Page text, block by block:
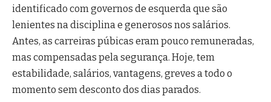
identificado com governos de esquerda que são
lenientes na disciplina e generosos nos salários.
Antes, as carreiras púbicas eram pouco remuneradas,
mas compensadas pela segurança. Hoje, tem
estabilidade, salários, vantagens, greves a todo o
momento sem desconto dos dias parados.